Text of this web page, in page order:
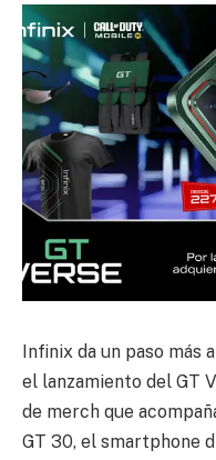
Infinix da un paso más
el lanzamiento del GT
de merch que
GT 30, el smartphone